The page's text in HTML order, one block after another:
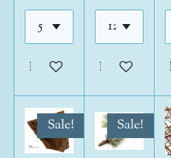
In den Warenkorb
In den
Sale! Sale!